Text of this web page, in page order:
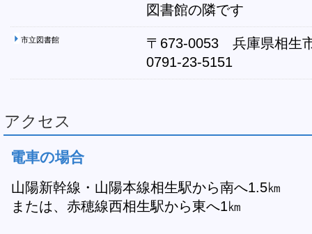
図書館の隣です
市立図書館
〒673-0053 兵庫県相
0791-23-5151
アクセス
電車の場合
山陽新幹線・山陽本線相生駅から南へ1.5㎞
または、赤穂線西相生駅から東へ1㎞